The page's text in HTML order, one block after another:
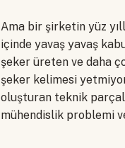
Ama bir şirketin yüz
içinde yavaş yavaş
şeker üreten ve daha
şeker kelimesi
oluşturan teknik
mühendislik problemi